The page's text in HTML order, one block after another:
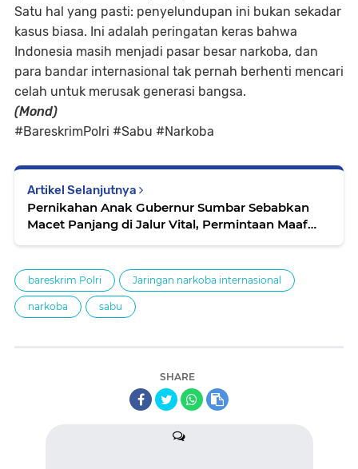
Satu hal yang pasti: penyelundupan ini bukan sekadar
kasus biasa. Ini adalah peringatan keras bahwa
Indonesia masih menjadi pasar besar narkoba, dan
para bandar internasional tak pernah berhenti mencari
celah untuk merusak generasi bangsa.
(Mond)
#BareskrimPolri #Sabu #Narkoba
Artikel Selanjutnya
Pernikahan Anak Gubernur Sumbar Sebabkan
Macet Panjang di Jalur Vital, Permintaan Maaf
bareskrim Polri Jaringan narkoba internasional
narkoba sabu
SHARE